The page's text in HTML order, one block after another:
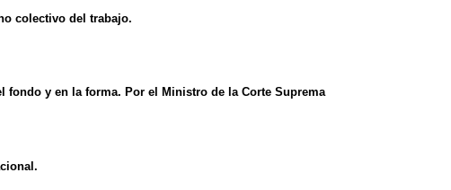
colectivo del trabajo.
fondo y en la forma. Por el Ministro de la Corte Suprema